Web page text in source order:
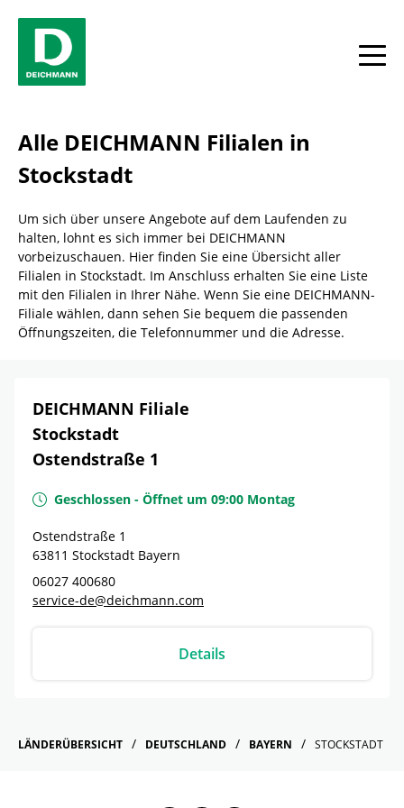
Alle
Alle DEICHMANN Filialen in
Stockstadt
Um sich über unsere Angebote auf dem Laufenden zu
halten, lohnt es sich immer bei DEICHMANN
vorbeizuschauen. Hier finden Sie eine Übersicht aller
Filialen in Stockstadt. Im Anschluss erhalten Sie eine Liste
mit den Filialen in Ihrer Nähe. Wenn Sie eine DEICHMANN-
Filiale wählen, dann sehen Sie bequem die passenden
Öffnungszeiten, die Telefonnummer und die Adresse.
DEICHMANN Filiale
Stockstadt
Ostendstraße 1
Geschlossen - Öffnet um 09:00 Montag
Ostendstraße 1
63811 Stockstadt Bayern
06027 400680
service-de@deichmann.com
Details
LÄNDERÜBERSICHT DEUTSCHLAND BAYERN STOCKSTADT